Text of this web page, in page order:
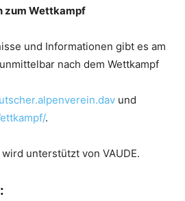
zum Wettkampf
und Informationen gibt es am
nach dem Wettkampf
und
.
unterstützt von VAUDE.